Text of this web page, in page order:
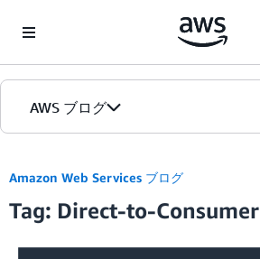
AWS ブログ
カテゴリ
エディション
Amazon Web Services ブログ
Tag: Direct-to-Consumer